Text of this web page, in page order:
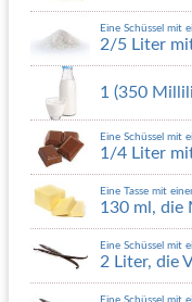
Eine Schüssel mit
2/5 Liter
1 (350
Eine Schüssel mit
1/4 Liter
Eine Tasse mit
130 ml, die
Eine Schüssel mit
2 Liter, die
Eine Schüssel mit